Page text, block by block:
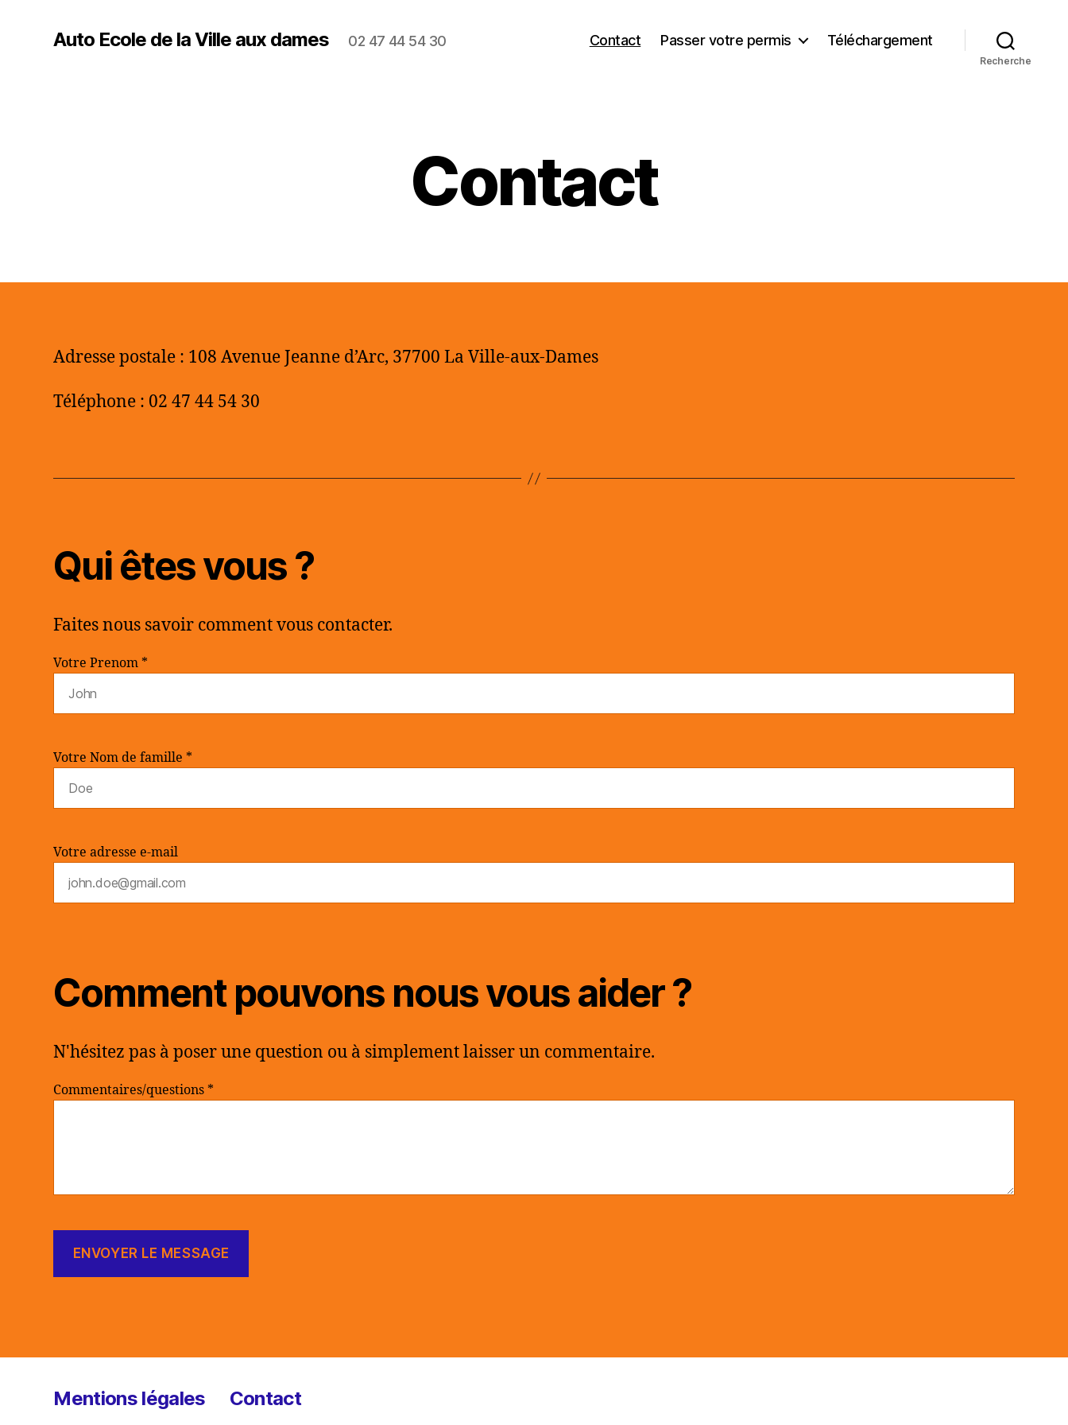
Auto Ecole de la Ville aux dames 02 47 44 54 30 Contact Passer votre permis Téléchargement
Recherche
Contact
Adresse postale : 108 Avenue Jeanne d’Arc, 37700 La Ville-aux-Dames
Téléphone : 02 47 44 54 30
Qui êtes vous ?
Faites nous savoir comment vous contacter.
Votre Prenom *
Votre Nom de famille *
Votre adresse e-mail
Comment pouvons nous vous aider ?
N'hésitez pas à poser une question ou à simplement laisser un commentaire.
Commentaires/questions *
Mentions légales Contact